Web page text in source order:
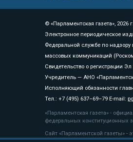
© «Парламентская газета», 2026 г.
Электронное периодическое
Федеральной службе по
массовых коммуникаций
Свидетельство о регистрации
Учредитель — АНО
Исполняющий обязанности
Тел.: +7 (495) 637–69–79 E-mail:
«Парламентская газета» -
федеральных конституционных
Сайт «Парламентской газеты» -